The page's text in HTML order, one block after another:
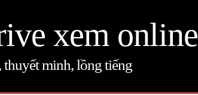
xem online
minh, lồng tiếng